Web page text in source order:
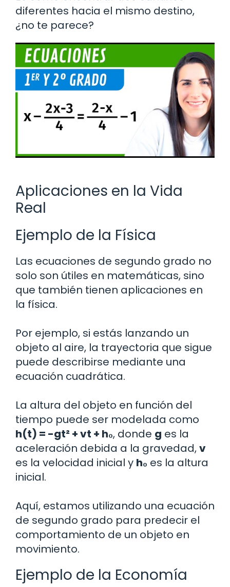
diferentes hacia el mismo destino,
¿no te parece?
Aplicaciones en la Vida
Real
Ejemplo de la Física
Las ecuaciones de segundo grado no
solo son útiles en matemáticas, sino
que también tienen aplicaciones en
la física.
Por ejemplo, si estás lanzando un
objeto al aire, la trayectoria que sigue
puede describirse mediante una
ecuación cuadrática.
La altura del objeto en función del
tiempo puede ser modelada como
h(t) = -gt² + vt + h₀, donde g es la
aceleración debida a la gravedad,v
es la velocidad inicial y h₀ es la altura
inicial.
Aquí, estamos utilizando una ecuación
de segundo grado para predecir el
comportamiento de un objeto en
movimiento.
Ejemplo de la Economía